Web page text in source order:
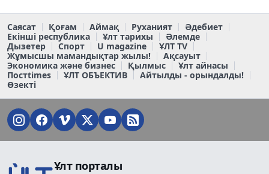
Саясат Қоғам Аймақ Руханият
Әдебиет
Екінші республика
Ұлт тарихы
Әлемде
Дызетер
Спорт U magazine
ҰЛТ TV
Жұмысшы мамандықтар жылы!
Ақсауыт
Экономика және бизнес
Қылмыс
Ұлт айнасы
Постtimes
ҰЛТ ОБЪЕКТИВ
Айтылды - орындалды!
Өзекті
Ұлт порталы